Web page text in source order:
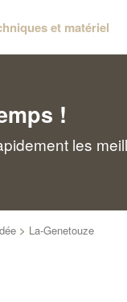
et matériel
!
les
> La-Genetouze